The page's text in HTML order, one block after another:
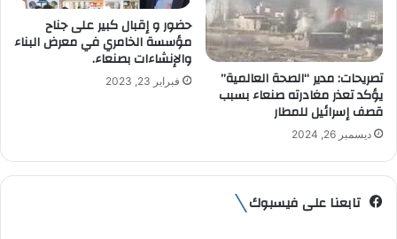
تصريحات: ‌‏مدير “الصحة العالمية”
يؤكد تعذر مغادرته صنعاء بسبب
قصف إسرائيل للمطار
ديسمبر 26, 2024
حضور و إقبال كبير على جناح
مؤسسة الخامري في معرض البناء
والإنشاءات بصنعاء.
فبراير 23, 2023
تابعنا على فيسبوك